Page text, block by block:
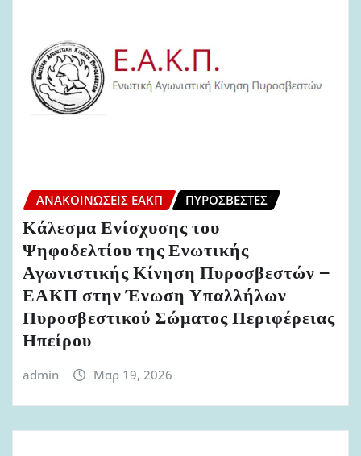
ΑΝΑΚΟΙΝΏΣΕΙΣ ΕΑΚΠ ΠΥΡΟΣΒΈΣΤΕΣ
Κάλεσμα Ενίσχυσης του
Ψηφοδελτίου της Ενωτικής
Αγωνιστικής Κίνηση Πυροσβεστών –
ΕΑΚΠ στην Ένωση Υπαλλήλων
Πυροσβεστικού Σώματος Περιφέρειας
Ηπείρου
admin Μαρ 19, 2026